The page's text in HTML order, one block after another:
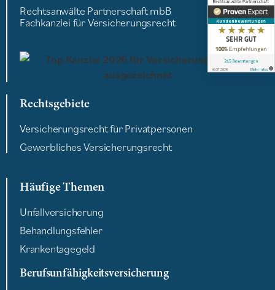
Rechtsanwälte Partnerschaft mbB
Fachkanzlei für Versicherungsrecht
Rechtsgebiete
Versicherungsrecht für Privatpersonen
Gewerbliches Versicherungsrecht
Häufige Themen
Unfallversicherung
Behandlungsfehler
Krankentagegeld
Berufsunfähigkeitsversicherung